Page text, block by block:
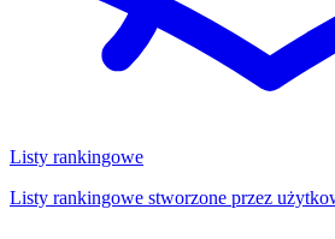
Listy rankingowe
Listy rankingowe stworzone przez